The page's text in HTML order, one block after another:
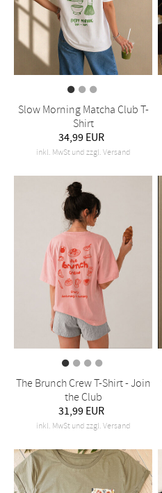
Slow Morning Matcha Club T-
Shirt
34,99 EUR
inkl. MwSt und zzgl. Versand
The Brunch Crew T-Shirt - Join
the Club
31,99 EUR
inkl. MwSt und zzgl. Versand